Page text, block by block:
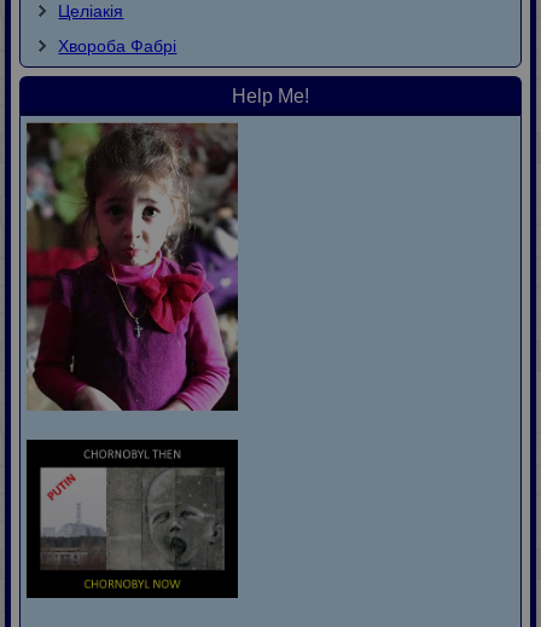
Целіакія
Хвороба Фaбpi
Help Me!